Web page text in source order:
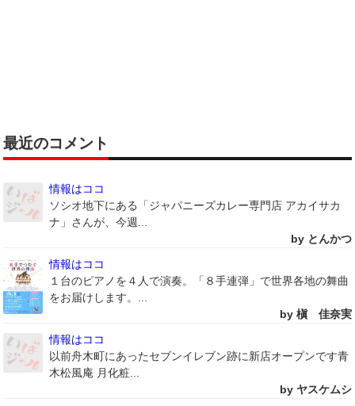
最近のコメント
情報はココ
ソシオ地下にある「ジャパニーズカレー専門店 アカイサカ
ナ」さんが、今週...
by とんかつ
情報はココ
１台のピアノを４人で演奏。「８手連弾」で世界各地の舞曲
をお届けします。...
by 槇 佳奈実
情報はココ
以前舟木町にあったセブンイレブン跡に新店オープンです青
木松風庵 月化粧...
by ヤスケムシ